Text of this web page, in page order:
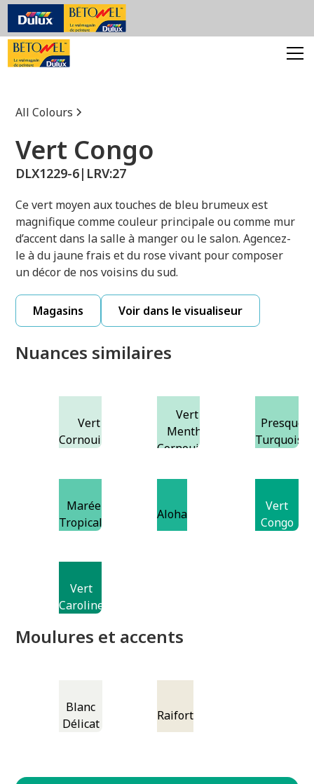
All Colours
Vert Congo
DLX1229-6| LRV:27
Ce vert moyen aux touches de bleu brumeux est
magnifique comme couleur principale ou comme mur
d’accent dans la salle à manger ou le salon. Agencez-
le à du jaune frais et du rose vivant pour composer
un décor de nos voisins du sud.
Magasins Voir dans le visualiseur
Nuances similaires
Vert
Cornouiller
Vert
Menthe
Cornouiller
Presque
Turquoise
Marée
Tropicale
Aloha
Vert
Congo
Vert
Caroline
Moulures et accents
Blanc
Délicat
Raifort